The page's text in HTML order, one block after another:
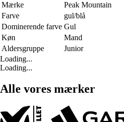
Mærke
Peak Mountain
Farve
gul/blå
Dominerende farve Gul
Køn
Mand
Aldersgruppe
Junior
Loading...
Loading...
Alle vores mærker